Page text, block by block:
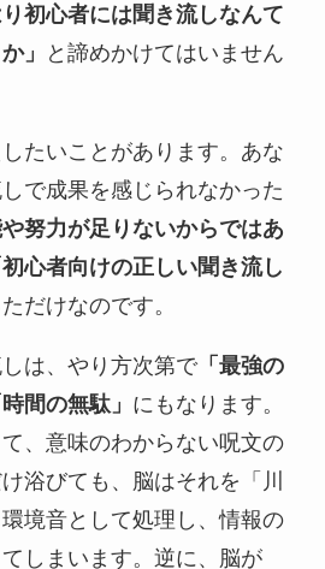
り初心者には聞き流しなんて
」
と諦めかけてはいません
たいことがあります。あな
で成果を感じられなかった
努力が足りないからではあ
初心者向けの正しい聞き流し
だけなのです。
は、やり方次第で「最強の
間の無駄」 にもなります。
、意味のわからない呪文の
浴びても、脳はそれを「川
境音として処理し、情報の
しまいます。逆に、脳が